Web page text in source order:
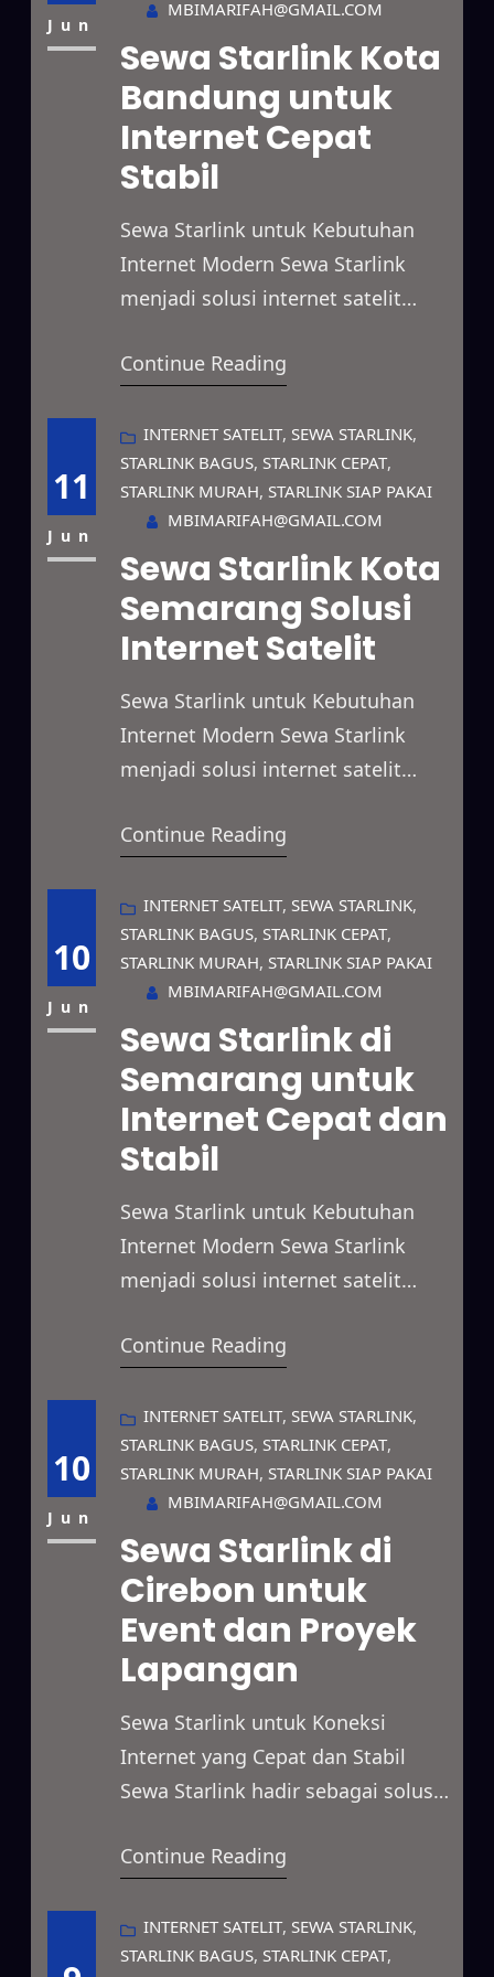
penggunaan pribadi dengan
pilihan paket sewa yang fleksibel.
Selain itu, Starlink mampu
menjangkau berbagai lokasi yang
belum memiliki akses internet
yang…
Jun
MBIMARIFAH@GMAIL.COM
Sewa Starlink Kota
Bandung untuk
Internet Cepat
Stabil
Sewa Starlink untuk Kebutuhan
Internet Modern Sewa Starlink
menjadi solusi internet satelit
koneksi cepat dan stabil untuk
dapat digunakan untuk
mendukung kegiatan bisnis,
proyek lapangan, event, hingga
penggunaan pribadi dengan
pilihan paket sewa yang fleksibel.
Selain itu, Starlink mampu
menjangkau berbagai lokasi yang
yang…
Continue Reading
11
Jun
INTERNET SATELIT, SEWA STARLINK
STARLINK BAGUS, STARLINK CEPAT
STARLINK MURAH, STARLINK SIAP PAKAI
MBIMARIFAH@GMAIL.COM
Sewa Starlink Kota
Semarang Solusi
Internet Satelit
Sewa Starlink untuk Kebutuhan
Internet Modern Sewa Starlink
menjadi solusi internet satelit
koneksi cepat dan stabil untuk
dapat digunakan untuk
mendukung kegiatan bisnis,
proyek lapangan, event, hingga
penggunaan pribadi dengan
pilihan paket sewa yang fleksibel.
Selain itu, Starlink mampu
menjangkau berbagai lokasi yang
belum memiliki akses internet
yang…
Continue Reading
10
Jun
INTERNET SATELIT, SEWA STARLINK
STARLINK BAGUS, STARLINK CEPAT
STARLINK MURAH, STARLINK SIAP PAKAI
MBIMARIFAH@GMAIL.COM
Sewa Starlink di
Semarang untuk
Internet Cepat dan
Stabil
Sewa Starlink untuk Kebutuhan
Internet Modern Sewa Starlink
menjadi solusi internet satelit
koneksi cepat dan stabil untuk
dapat digunakan untuk
mendukung kegiatan bisnis,
proyek lapangan, event, hingga
penggunaan pribadi dengan
pilihan paket sewa yang fleksibel.
Selain itu, Starlink mampu
menjangkau berbagai lokasi yang
belum memiliki akses internet
yang…
Continue Reading
10
Jun
INTERNET SATELIT, SEWA STARLINK
STARLINK BAGUS, STARLINK CEPAT
STARLINK MURAH, STARLINK SIAP PAKAI
MBIMARIFAH@GMAIL.COM
Sewa Starlink di
Cirebon untuk
Event dan Proyek
Lapangan
Sewa Starlink untuk Koneksi
Internet yang Cepat dan Stabil
Sewa Starlink hadir sebagai solusi
akses internet cepat, stabil, dan
Layanan ini dapat dimanfaatkan
untuk operasional bisnis, proyek
Continue Reading
INTERNET SATELIT, SEWA STARLINK
STARLINK BAGUS, STARLINK CEPAT